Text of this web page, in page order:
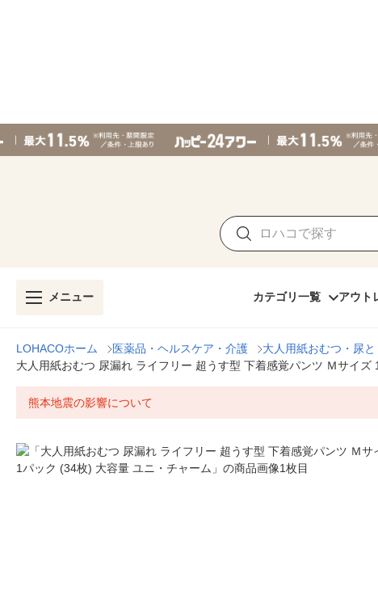
メニュー カテゴリ一覧 アウト
LOHACOホーム 医薬品・ヘルスケア・介護 大人用紙おむつ・尿と
大人用紙おむつ 尿漏れ ライフリー 超うす型 下着感覚パンツ Ｍサイ
熊本地震の影響について